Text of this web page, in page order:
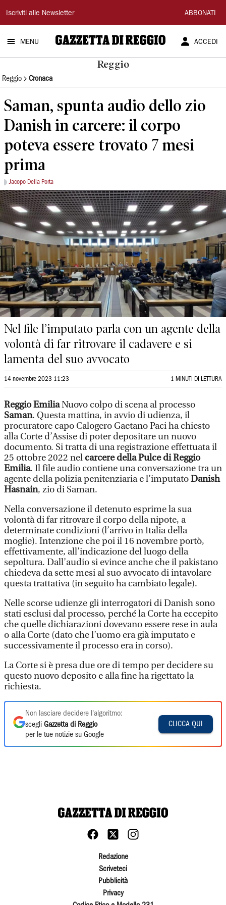
Gazzetta
di
Reggio
Iscriviti alle Newsletter ABBONATI
MENU ACCEDI
Reggio
Reggio Cronaca
Saman, spunta audio dello zio
Danish in carcere: il corpo
poteva essere trovato 7 mesi
prima
Jacopo Della Porta
Nel file l’imputato parla con un agente della
volontà di far ritrovare il cadavere e si
lamenta del suo avvocato
14 novembre 2023 11:23 1 MINUTI DI LETTURA
Reggio EmiliaNuovo colpo di scena al processo
Saman. Questa mattina, in avvio di udienza, il
procuratore capo Calogero Gaetano Paci ha chiesto
alla Corte d’Assise di poter depositare un nuovo
documento. Si tratta di una registrazione effettuata il
25 ottobre 2022 nel carcere della Pulce di Reggio
Emilia. Il file audio contiene una conversazione tra un
agente della polizia penitenziaria e l’imputatoDanish
Hasnain, zio di Saman.
Nella conversazione il detenuto esprime la sua
volontà di far ritrovare il corpo della nipote, a
determinate condizioni (l’arrivo in Italia della
moglie). Intenzione che poi il 16 novembre portò,
effettivamente, all’indicazione del luogo della
sepoltura. Dall’audio si evince anche che il pakistano
chiedeva da sette mesi al suo avvocato di intavolare
questa trattativa (in seguito ha cambiato legale).
Nelle scorse udienze gli interrogatori di Danish sono
stati esclusi dal processo, perché la Corte ha eccepito
che quelle dichiarazioni dovevano essere rese in aula
o alla Corte (dato che l’uomo era già imputato e
successivamente il processo era in corso).
La Corte si è presa due ore di tempo per decidere su
questo nuovo deposito e alla fine ha rigettato la
richiesta.
Non lasciare decidere l'algoritmo:
scegli Gazzetta di Reggio
per le tue notizie su Google
CLICCA QUI
Redazione
Scriveteci
Pubblicità
Privacy